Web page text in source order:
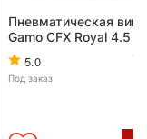
Пневматическая
Gamo CFX Royal 4.5
5.0
Под заказ